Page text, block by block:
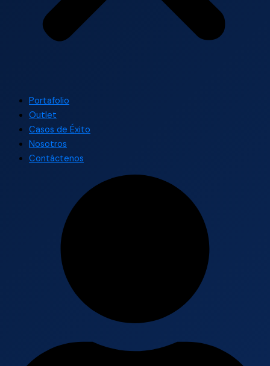
Portafolio
Outlet
Casos de Éxito
Nosotros
Contáctenos